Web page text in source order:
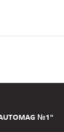
№1"